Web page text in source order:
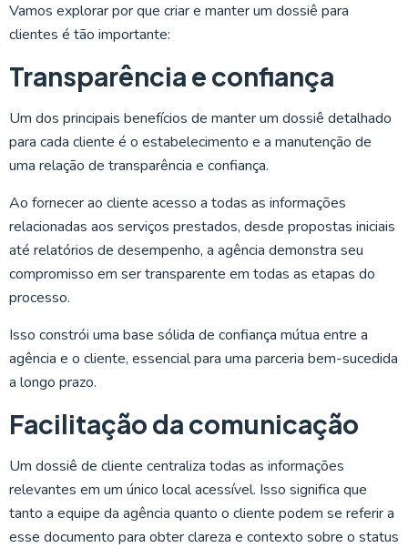
Vamos explorar por que criar e manter um dossiê para
clientes é tão importante:
Transparência e confiança
Um dos principais benefícios de manter um dossiê detalhado
para cada cliente é o estabelecimento e a manutenção de
uma relação de transparência e confiança.
Ao fornecer ao cliente acesso a todas as informações
relacionadas aos serviços prestados, desde propostas iniciais
até relatórios de desempenho, a agência demonstra seu
compromisso em ser transparente em todas as etapas do
processo.
Isso constrói uma base sólida de confiança mútua entre a
agência e o cliente, essencial para uma parceria bem-sucedida
a longo prazo.
Facilitação da comunicação
Um dossiê de cliente centraliza todas as informações
relevantes em um único local acessível. Isso significa que
tanto a equipe da agência quanto o cliente podem se referir a
esse documento para obter clareza e contexto sobre o status